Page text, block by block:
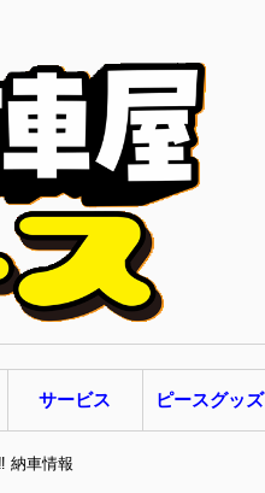
サービス ピースグッズ
納車情報